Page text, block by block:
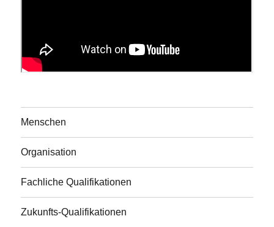
Menschen
Organisation
Fachliche Qualifikationen
Zukunfts-Qualifikationen